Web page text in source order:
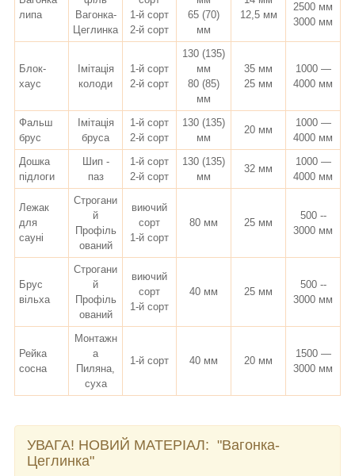
липа
Вагонка-
Цеглинка
1-й сорт
2-й сорт
65 (70)
мм
12,5 мм
2500 мм
3000 мм
Блок-
хаус
Імітація
колоди
1-й сорт
2-й сорт
130 (135)
мм
80 (85)
мм
35 мм
25 мм
1000 —
4000 мм
Фальш
брус
Імітація
бруса
1-й сорт
2-й сорт
130 (135)
мм
20 мм
1000 —
4000 мм
Дошка
підлоги
Шип -
паз
1-й сорт
2-й сорт
130 (135)
мм
32 мм
1000 —
4000 мм
Лежак
для
сауні
Строгани
й
Профіль
ований
виючий
сорт
1-й сорт
80 мм 25 мм
500 --
3000 мм
Брус
вільха
Строгани
й
Профіль
ований
виючий
сорт
1-й сорт
40 мм 25 мм
500 --
3000 мм
Рейка
сосна
Монтажн
а
Пиляна,
суха
1-й сорт 40 мм 20 мм
1500 —
3000 мм
УВАГА! НОВИЙ МАТЕРІАЛ: "Вагонка-
Цеглинка"